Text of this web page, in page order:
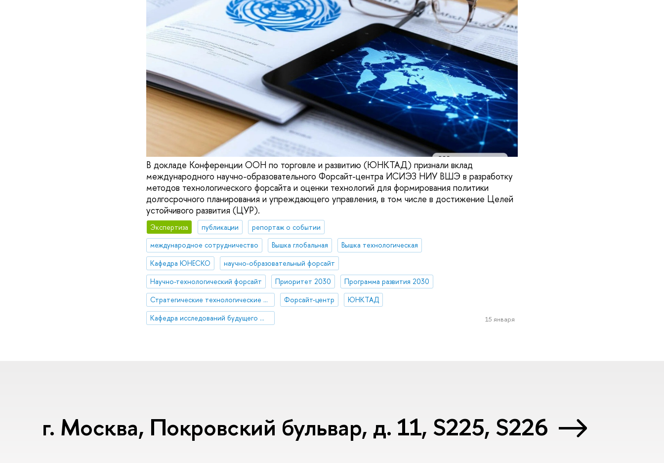
В докладе Конференции ООН по торговле и развитию (ЮНКТАД) признали вклад
международного научно-образовательного Форсайт-центра ИСИЭЗ НИУ ВШЭ в разработку
методов технологического форсайта и оценки технологий для формирования политики
долгосрочного планирования и упреждающего управления, в том числе в достижение Целей
устойчивого развития (ЦУР).
Экспертиза публикации
репортаж о событии
международное сотрудничество
Вышка глобальная
Вышка технологическая
Кафедра ЮНЕСКО
научно-образовательный форсайт
Научно-технологический форсайт
Приоритет 2030
Программа развития 2030
Стратегические технологические проекты
Форсайт-центр
ЮНКТАД
Кафедра исследований будущего ЮНЕСКО
15 января
г. Москва, Покровский бульвар, д. 11, S225, S226